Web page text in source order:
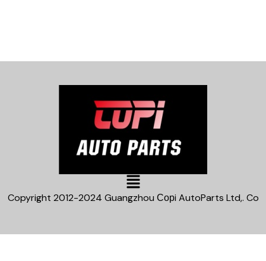
Main
Menu
Copyright 2012-2024 Guangzhou Сорi AutoParts Ltd,. Co